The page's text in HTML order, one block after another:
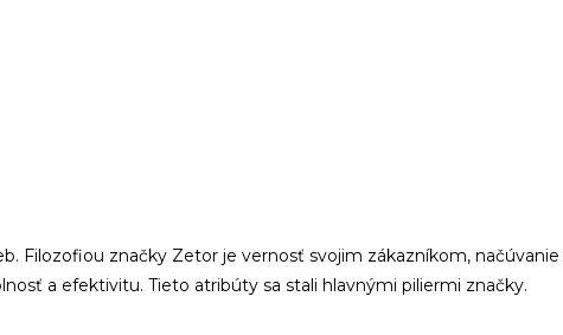
. Filozofiou značky Zetor je vernosť svojim zákazníkom, načúvanie
a efektivitu. Tieto atribúty sa stali hlavnými piliermi značky.